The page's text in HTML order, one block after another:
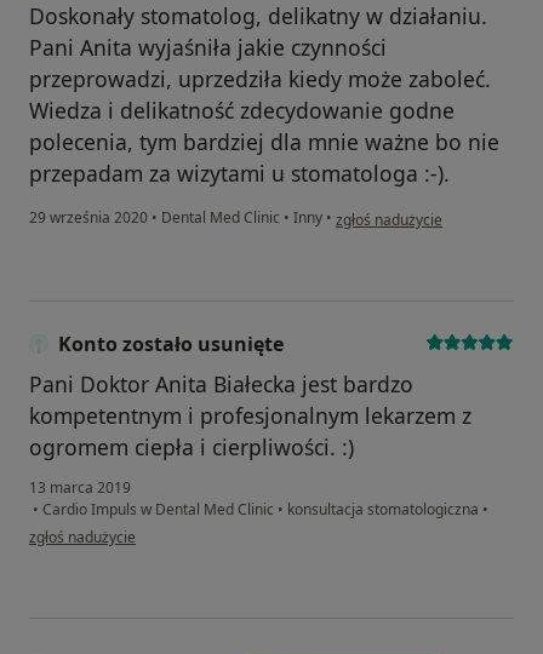
Doskonały stomatolog, delikatny w działaniu.
Pani Anita wyjaśniła jakie czynności
przeprowadzi, uprzedziła kiedy może zaboleć.
Wiedza i delikatność zdecydowanie godne
polecenia, tym bardziej dla mnie ważne bo nie
przepadam za wizytami u stomatologa :-).
29 września 2020 • Dental Med Clinic • Inny • w opinii użytkownika Sabina
zgłoś nadużycie
Konto zostało usunięte
Pani Doktor Anita Białecka jest bardzo
kompetentnym i profesjonalnym lekarzem z
ogromem ciepła i cierpliwości. :)
13 marca 2019
• Cardio Impuls w Dental Med Clinic • konsultacja stomatologiczna •
w opinii użytkownika Konto zostało usunięte
zgłoś nadużycie